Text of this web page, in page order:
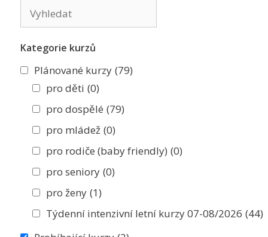
Kategorie kurzů
Plánované kurzy (79)
pro děti (0)
pro dospělé (79)
pro mládež (0)
pro rodiče (baby friendly) (0)
pro seniory (0)
pro ženy (1)
Týdenní intenzivní letní kurzy 07-08/2026 (44)